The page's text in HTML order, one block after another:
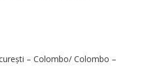
– Colombo/ Colombo –